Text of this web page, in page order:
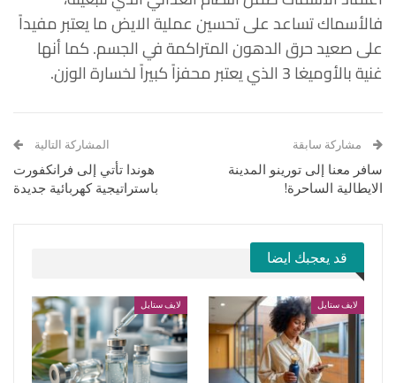
فالأسماك تساعد على تحسين عملية الايض ما يعتبر مفيداً
على صعيد حرق الدهون المتراكمة في الجسم. كما أنها
غنية بالأوميغا 3 الذي يعتبر محفزاً كبيراً لخسارة الوزن.
مشاركة سابقة
سافر معنا إلى تورينو المدينة
الايطالية الساحرة!
المشاركة التالية
هوندا تأتي إلى فرانكفورت
باستراتيجية كهربائية جديدة
قد يعجبك ايضا
لايف ستايل لايف ستايل